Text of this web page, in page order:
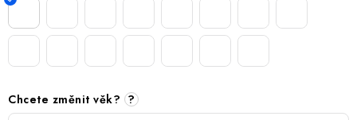
Chcete změnit věk? ?